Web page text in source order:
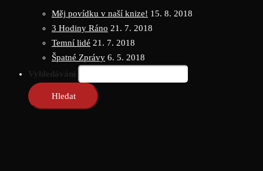
Měj povídku v naší knize! 15. 8. 2018
3 Hodiny Ráno 21. 7. 2018
Temní lidé 21. 7. 2018
Špatné Zprávy 6. 5. 2018
Vyhledávání